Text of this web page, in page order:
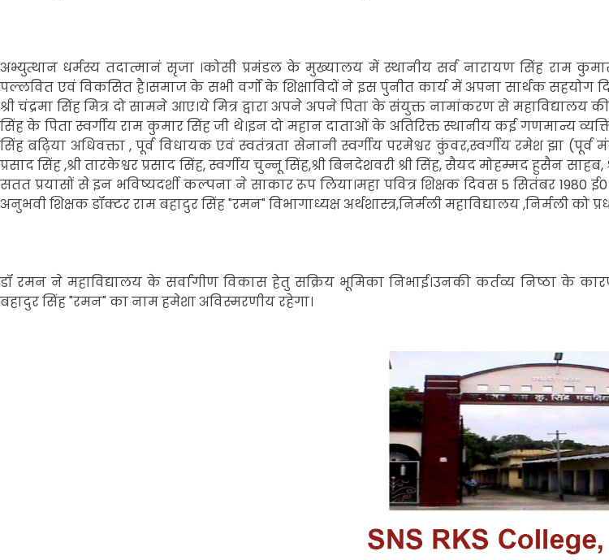
अभ्युत्थान धर्मस्य तदात्मानं सृजा ।कोसी प्रमंडल के मुख्यालय में स्थानीय सर्व नारायण सिंह राम
पल्लवित एवं विकसित है।समाज के सभी वर्गों के शिक्षाविदों ने इस पुनीत कार्य में अपना सार्थक सहयोग
श्री चंद्रमा सिंह मित्र दो सामने आए।ये मित्र द्वारा अपने अपने पिता के संयुक्त नामांकरण से महाविद्यालय
सिंह के पिता स्वर्गीय राम कुमार सिंह जी थे।इन दो महान दाताओं के अतिरिक्त स्थानीय कई गणमान्य
सिंह बढ़िया अधिवक्ता , पूर्व विधायक एवं स्वतंत्रता सेनानी स्वर्गीय परमेश्वर कुंवर,स्वर्गीय रमेश झा (पूर्व
प्रसाद सिंह ,श्री तारकेश्वर प्रसाद सिंह, स्वर्गीय चुन्नू सिंह,श्री बिनदेशवरी श्री सिंह, सैयद मोहम्मद हुसैन
सतत प्रयासों से इन भविष्यदर्शी कल्पना ने साकार रूप लिया।महा पवित्र शिक्षक दिवस 5 सितंबर
अनुभवी शिक्षक डॉक्टर राम बहादुर सिंह "रमन" विभागाध्यक्ष अर्थशास्त्र,निर्मली महाविद्यालय ,निर्मली को
डॉ रमन ने महाविद्यालय के सर्वांगीण विकास हेतु सक्रिय भूमिका निभाई।उनकी कर्तव्य निष्ठा के
बहादुर सिंह "रमन" का नाम हमेशा अविस्मरणीय रहेगा।